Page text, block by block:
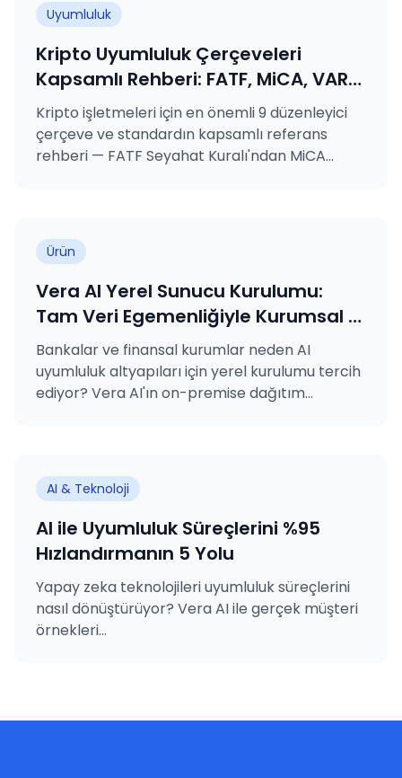
Uyumluluk
Kripto Uyumluluk Çerçeveleri
Kapsamlı Rehberi: FATF, MiCA, VARA,
SAMA, MASAK, GDPR, KVKK, ISO
27001 ve ISO 31000 Açıklandı
Kripto işletmeleri için en önemli 9 düzenleyici
çerçeve ve standardın kapsamlı referans
rehberi — FATF Seyahat Kuralı'ndan MiCA
Ürün
Vera AI Yerel Sunucu Kurulumu:
Tam Veri Egemenliğiyle Kurumsal AI
Uyumluluğu
Bankalar ve finansal kurumlar neden AI
uyumluluk altyapıları için yerel kurulumu tercih
ediyor? Vera AI'ın on-premise dağıtım
AI & Teknoloji
AI ile Uyumluluk Süreçlerini %95
Hızlandırmanın 5 Yolu
Yapay zeka teknolojileri uyumluluk süreçlerini
nasıl dönüştürüyor? Vera AI ile gerçek müşteri
örnekleri...